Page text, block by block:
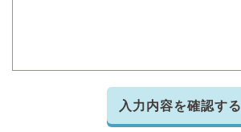
入力内容を確認する